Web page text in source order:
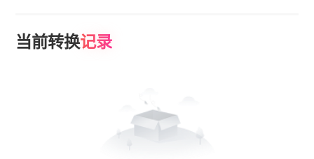
当前转换记录